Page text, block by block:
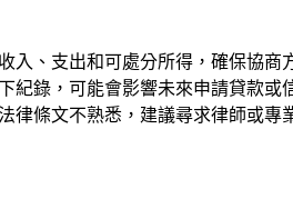
入、支出和可處分所得，確保協商
紀錄，可能會影響未來申請貸款或
律條文不熟悉，建議尋求律師或專